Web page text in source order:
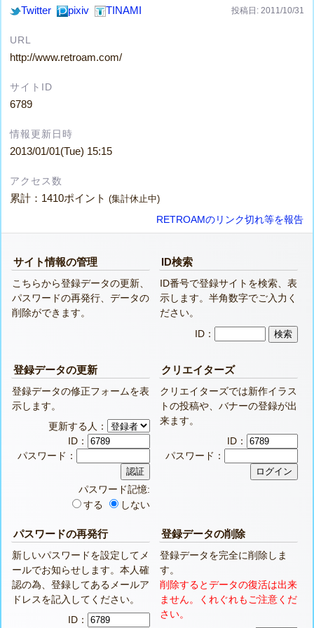
投稿日: 2011/10/31
Twitter pixiv TINAMI
URL
http://www.retroam.com/
サイトID
6789
情報更新日時
2013/01/01(Tue) 15:15
アクセス数
累計：1410ポイント(集計休止中)
RETROAMのリンク切れ等を報告
サイト情報の管理
こちらから登録データの更新、
パスワードの再発行、データの
削除ができます。
ID検索
ID番号で登録サイトを検索、表
示します。半角数字でご入力く
ださい。
ID：
登録データの更新
登録データの修正フォームを表
示します。
更新する人：
ID：
パスワード：
パスワード記憶:
する
しない
クリエイターズ
クリエイターズでは新作イラス
トの投稿や、バナーの登録が出
来ます。
ID：
パスワード：
パスワードの再発行
新しいパスワードを設定してメ
ールでお知らせします。本人確
認の為、登録してあるメールア
ドレスを記入してください。
ID：
登録データの削除
登録データを完全に削除しま
す。
削除するとデータの復活は出来
ません。くれぐれもご注意くだ
さい。